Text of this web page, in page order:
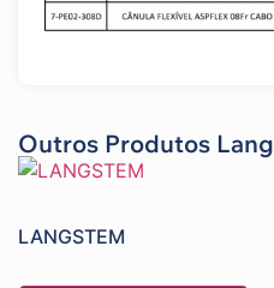
Outros Produtos Lang
LANGSTEM